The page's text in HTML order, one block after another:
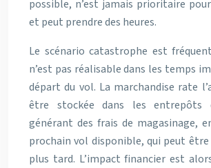
possible, n’est jamais prioritaire
et peut prendre des heures.
Le scénario catastrophe est
n’est pas réalisable dans les temps
départ du vol. La marchandise rate
être stockée dans les entrepôts
générant des frais de magasinage,
prochain vol disponible, qui peut être
plus tard. L’impact financier est